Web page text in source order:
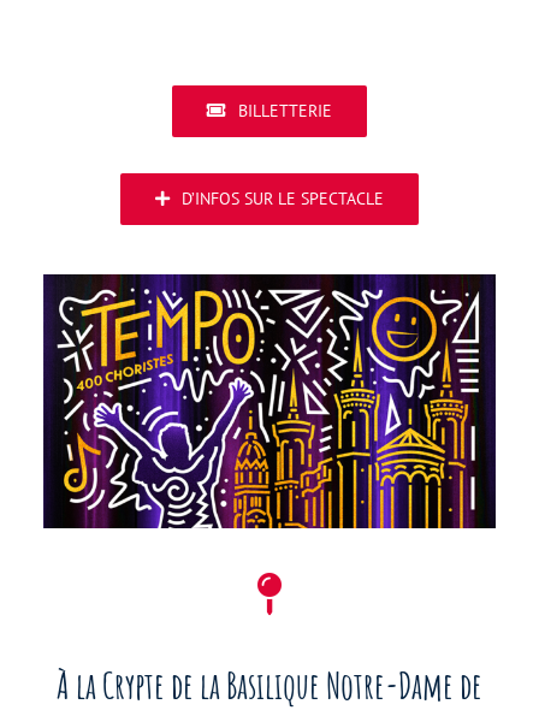
BILLETTERIE
D’INFOS SUR LE SPECTACLE
À la Crypte de la Basilique Notre-Dame de